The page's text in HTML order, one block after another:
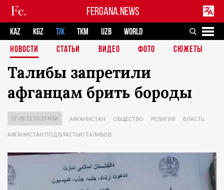
FERGANA.NEWS
KAZ KGZ TJK TKM UZB
WORLD
НОВОСТИ
СТАТЬИ ВИДЕО ФОТО СЮЖЕТЫ
Талибы запретили
афганцам брить бороды
27.09.21 10:23 MSK АФГАНИСТАН ОБЩЕСТВО РЕЛИГИЯ ВЛАСТЬ
АФГАНИСТАН ПОД ВЛАСТЬЮ ТАЛИБОВ